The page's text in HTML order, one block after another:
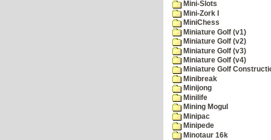
Mini-Slots
Mini-Zork I
MiniChess
Miniature Golf (v1)
Miniature Golf (v2)
Miniature Golf (v3)
Miniature Golf (v4)
Miniature Golf
Minibreak
Minijong
Minilife
Mining Mogul
Minipac
Minipede
Minotaur 16k